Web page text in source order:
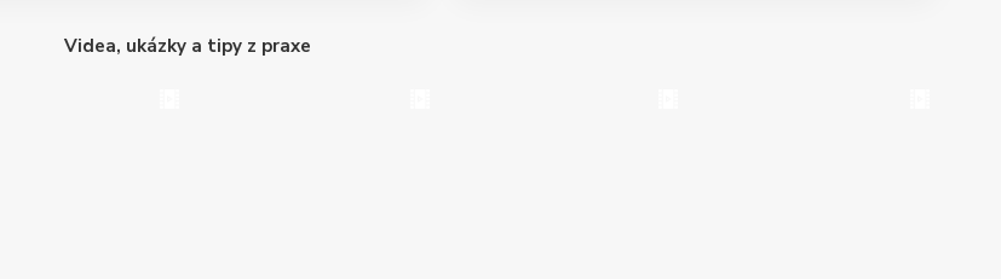
Videa, ukázky a tipy z praxe